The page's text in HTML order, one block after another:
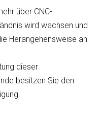
über CNC-
wird wachsen und
Herangehensweise an
dieser
besitzen Sie den